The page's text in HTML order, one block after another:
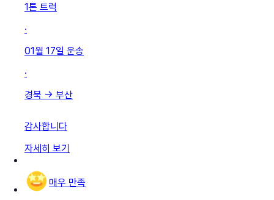
1톤 트럭
·
01월 17일 운송
·
경북 → 부산
감사합니다
자세히 보기
매우 만족